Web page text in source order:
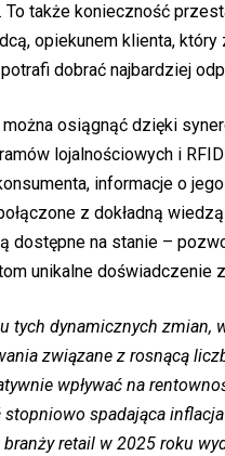
To także konieczność
opiekunem klienta, który
dobrać najbardziej
można osiągnąć dzięki
lojalnościowych i
informacje o
z dokładną
dostępne na stanie –
unikalne doświadczenie
tych dynamicznych zmian,
związane z rosnącą
wpływać na
stopniowo spadająca
branży retail w 2025 roku